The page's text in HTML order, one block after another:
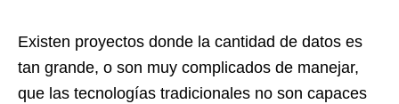
Existen proyectos donde la cantidad de datos es
tan grande, o son muy complicados de manejar,
que las tecnologías tradicionales no son capaces